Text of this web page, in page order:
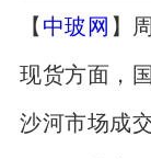
【 中玻网 】
现货方面，
沙河市场成